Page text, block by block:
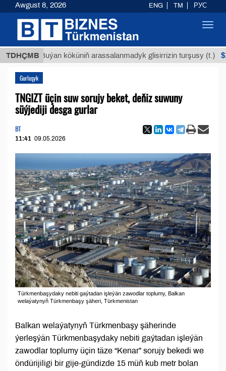
TDHÇMB
Buýan köküniň arassalanmadyk glisirrizin turşusy (t.)
Gurluşyk
TNGIZT üçin suw sorujy beket, deňiz suwuny
süýjediji desga gurlar
BT
11:41 09.05.2026
Türkmenbaşydaky nebiti gaýtadan işleýän zawodlar toplumy, Balkan
welaýatynyň Türkmenbaşy şäheri, Türkmenistan
Balkan welaýatynyň Türkmenbaşy şäherinde
ýerleşýän Türkmenbaşydaky nebiti gaýtadan işleýän
zawodlar toplumy üçin täze “Kenar” sorujy bekedi we
öndürijiligi bir gije-gündizde 15 müň kub metr bolan
Awgust 8, 2026 ENG TM РУС